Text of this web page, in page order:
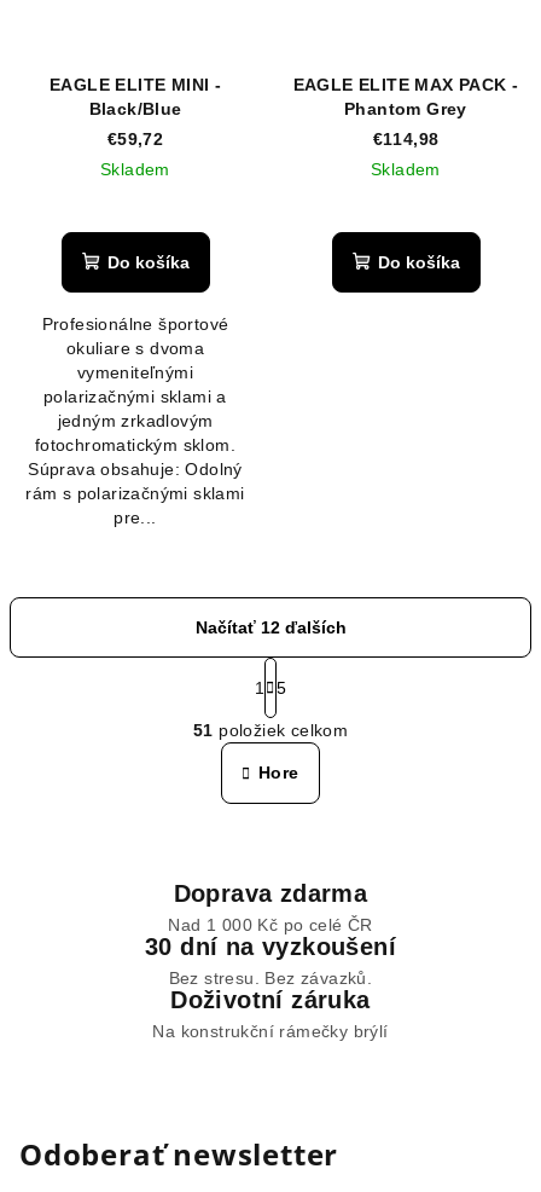
EAGLE ELITE MINI -
Black/Blue
€59,72
Skladem
Do košíka
Profesionálne športové
okuliare s dvoma
vymeniteľnými
polarizačnými sklami a
jedným zrkadlovým
fotochromatickým sklom.
Súprava obsahuje: Odolný
rám s polarizačnými sklami
pre...
EAGLE ELITE MAX PACK -
Phantom Grey
€114,98
Skladem
Do košíka
O
v
l
á
i
e
p
r
v
k
p
Načítať 12 ďalších
S
t
r
á
n
k
o
i
e
1 5
51 položiek celkom
Hore
Doprava zdarma
Nad 1 000 Kč po celé ČR
30 dní na vyzkoušení
Bez stresu. Bez závazků.
Doživotní záruka
Na konstrukční rámečky brýlí
Odoberať newsletter